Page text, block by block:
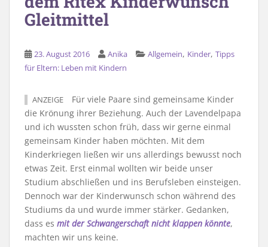
Gleitmittel
23. August 2016 Anika Allgemein, Kinder, Tipps
für Eltern: Leben mit Kindern
ANZEIGE
Für viele Paare sind gemeinsame Kinder
die Krönung ihrer Beziehung. Auch der Lavendelpapa
und ich wussten schon früh, dass wir gerne einmal
gemeinsam Kinder haben möchten. Mit dem
Kinderkriegen ließen wir uns allerdings bewusst noch
etwas Zeit. Erst einmal wollten wir beide unser
Studium abschließen und ins Berufsleben einsteigen.
Dennoch war der Kinderwunsch schon während des
Studiums da und wurde immer stärker. Gedanken,
dass es mit der Schwangerschaft nicht klappen könnte,
machten wir uns keine.